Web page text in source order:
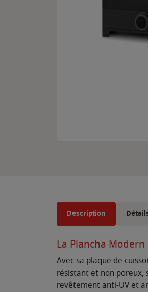
Description
La Plancha
Avec sa plaque de
résistant et non poreux,
revêtement anti-UV et